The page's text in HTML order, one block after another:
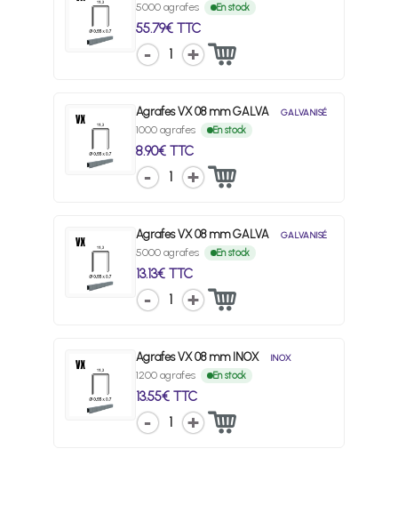
5000 agrafes En stock
55.79€ TTC
1
Agrafes VX 08 mm GALVA GALVANISÉ
1000 agrafes En stock
8.90€ TTC
1
Agrafes VX 08 mm GALVA GALVANISÉ
5000 agrafes En stock
13.13€ TTC
1
Agrafes VX 08 mm INOX INOX
1200 agrafes En stock
13.55€ TTC
1